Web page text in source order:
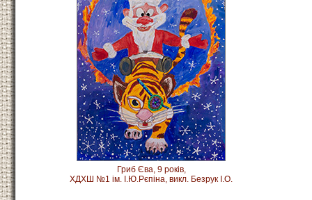
Гриб Єва,9 років,
ХДХШ №1 ім. І.Ю.Рєпіна, викл. Безрук І.О.